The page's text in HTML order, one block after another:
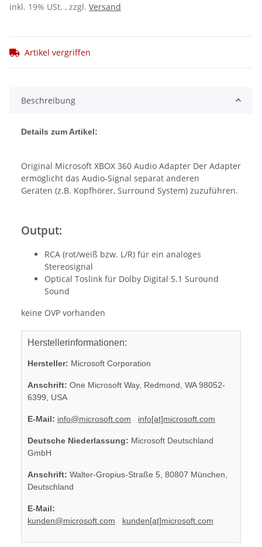
inkl. 19% USt. , zzgl. Versand
Artikel vergriffen
Beschreibung
Details zum Artikel:
Original Microsoft XBOX 360 Audio Adapter Der Adapter
ermöglicht das Audio-Signal separat anderen
Geräten (z.B. Kopfhörer, Surround System) zuzuführen.
Output:
RCA (rot/weiß bzw. L/R) für ein analoges
Stereosignal
Optical Toslink für Dolby Digital 5.1 Suround
Sound
keine OVP vorhanden
Herstellerinformationen:
Hersteller: Microsoft Corporation
Anschrift: One Microsoft Way, Redmond, WA 98052-
6399, USA
E-Mail: info@microsoft.com info[at]microsoft.com
Deutsche Niederlassung: Microsoft Deutschland
GmbH
Anschrift: Walter-Gropius-Straße 5, 80807 München,
Deutschland
E-Mail:
kunden@microsoft.com
kunden[at]microsoft.com